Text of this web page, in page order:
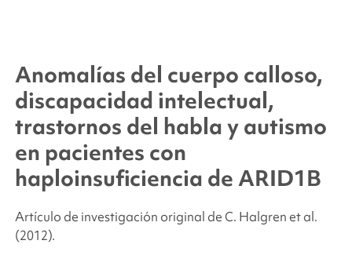
Anomalías del cuerpo calloso,
discapacidad intelectual,
trastornos del habla y autismo
en pacientes con
haploinsuficiencia deARID1B
Artículo de investigación original de C. Halgrenet al.
(2012).